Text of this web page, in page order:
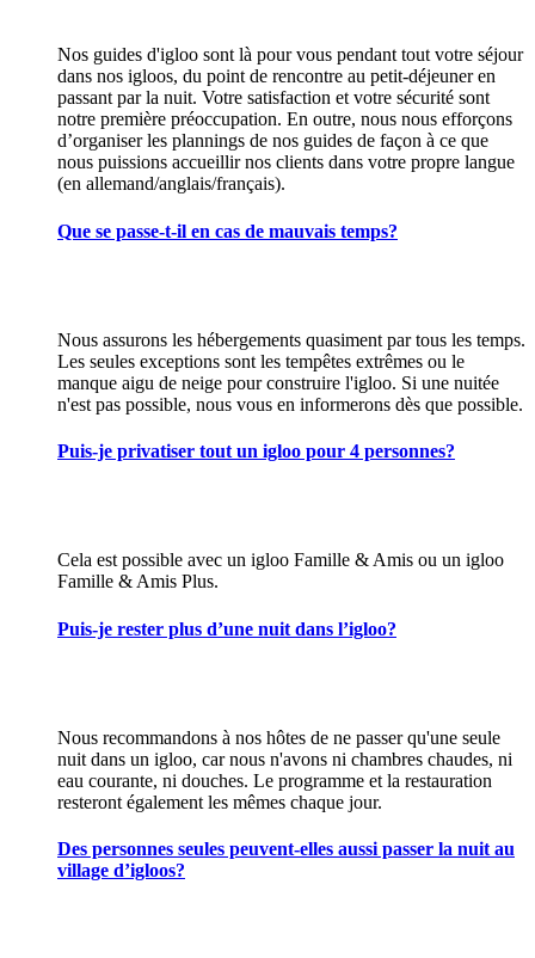
Nos guides d'igloo sont là pour vous pendant tout votre séjour
dans nos igloos, du point de rencontre au petit-déjeuner en
passant par la nuit. Votre satisfaction et votre sécurité sont
notre première préoccupation. En outre, nous nous efforçons
d’organiser les plannings de nos guides de façon à ce que
nous puissions accueillir nos clients dans votre propre langue
(en allemand/anglais/français).
Que se passe-t-il en cas de mauvais temps?
Nous assurons les hébergements quasiment par tous les temps.
Les seules exceptions sont les tempêtes extrêmes ou le
manque aigu de neige pour construire l'igloo. Si une nuitée
n'est pas possible, nous vous en informerons dès que possible.
Puis-je privatiser tout un igloo pour 4 personnes?
Cela est possible avec un igloo Famille & Amis ou un igloo
Famille & Amis Plus.
Puis-je rester plus d’une nuit dans l’igloo?
Nous recommandons à nos hôtes de ne passer qu'une seule
nuit dans un igloo, car nous n'avons ni chambres chaudes, ni
eau courante, ni douches. Le programme et la restauration
resteront également les mêmes chaque jour.
Des personnes seules peuvent-elles aussi passer la nuit au
village d’igloos?